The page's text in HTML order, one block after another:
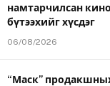
намтарчилсан
бүтээхийг хүсдэг
06/08/2026
“Маск”